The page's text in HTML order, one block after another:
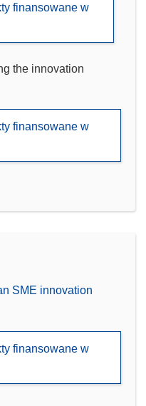
finansowane w
the innovation
finansowane w
SME innovation
finansowane w